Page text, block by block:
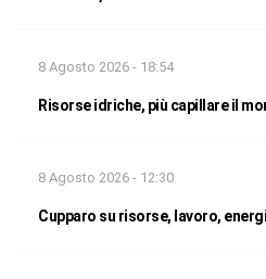
8 Agosto 2026 - 18:54
Risorse idriche, più capillare il
8 Agosto 2026 - 12:30
Cupparo su risorse, lavoro,